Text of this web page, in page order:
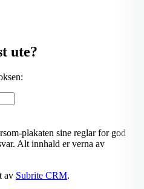
ute?
plakaten sine reglar for god
Alt innhald er verna av
av Subrite CRM.